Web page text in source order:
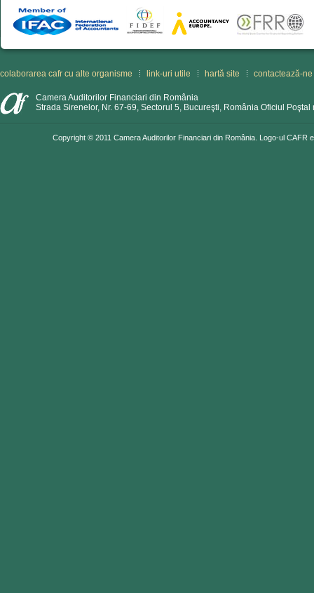
colaborarea cafr cu alte organisme link-uri utile hartă site contactează-ne
Camera Auditorilor Financiari din România
Strada Sirenelor, Nr. 67-69, Sectorul 5, Bucureşti, România Oficiul Poştal
Copyright © 2011 Camera Auditorilor Financiari din România. Logo-ul